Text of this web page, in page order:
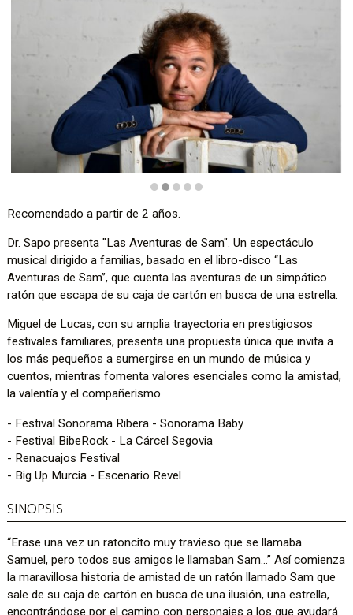
Recomendado a partir de 2 años.
Dr. Sapo presenta "Las Aventuras de Sam". Un espectáculo
musical dirigido a familias, basado en el libro-disco “Las
Aventuras de Sam”, que cuenta las aventuras de un simpático
ratón que escapa de su caja de cartón en busca de una estrella.
Miguel de Lucas, con su amplia trayectoria en prestigiosos
festivales familiares, presenta una propuesta única que invita a
los más pequeños a sumergirse en un mundo de música y
cuentos, mientras fomenta valores esenciales como la amistad,
la valentía y el compañerismo.
- Festival Sonorama Ribera - Sonorama Baby
- Festival BibeRock - La Cárcel Segovia
- Renacuajos Festival
- Big Up Murcia - Escenario Revel
SINOPSIS
“Erase una vez un ratoncito muy travieso que se llamaba
Samuel, pero todos sus amigos le llamaban Sam...” Así comienza
la maravillosa historia de amistad de un ratón llamado Sam que
sale de su caja de cartón en busca de una ilusión, una estrella,
encontrándose por el camino con personajes a los que ayudará